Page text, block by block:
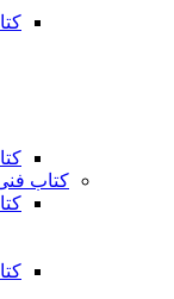
کتاب